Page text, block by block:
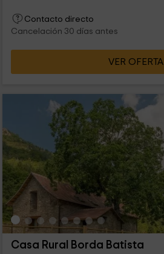
Contacto directo
Cancelación 30 días antes
VER OFERTA
Casa Rural Borda Batista